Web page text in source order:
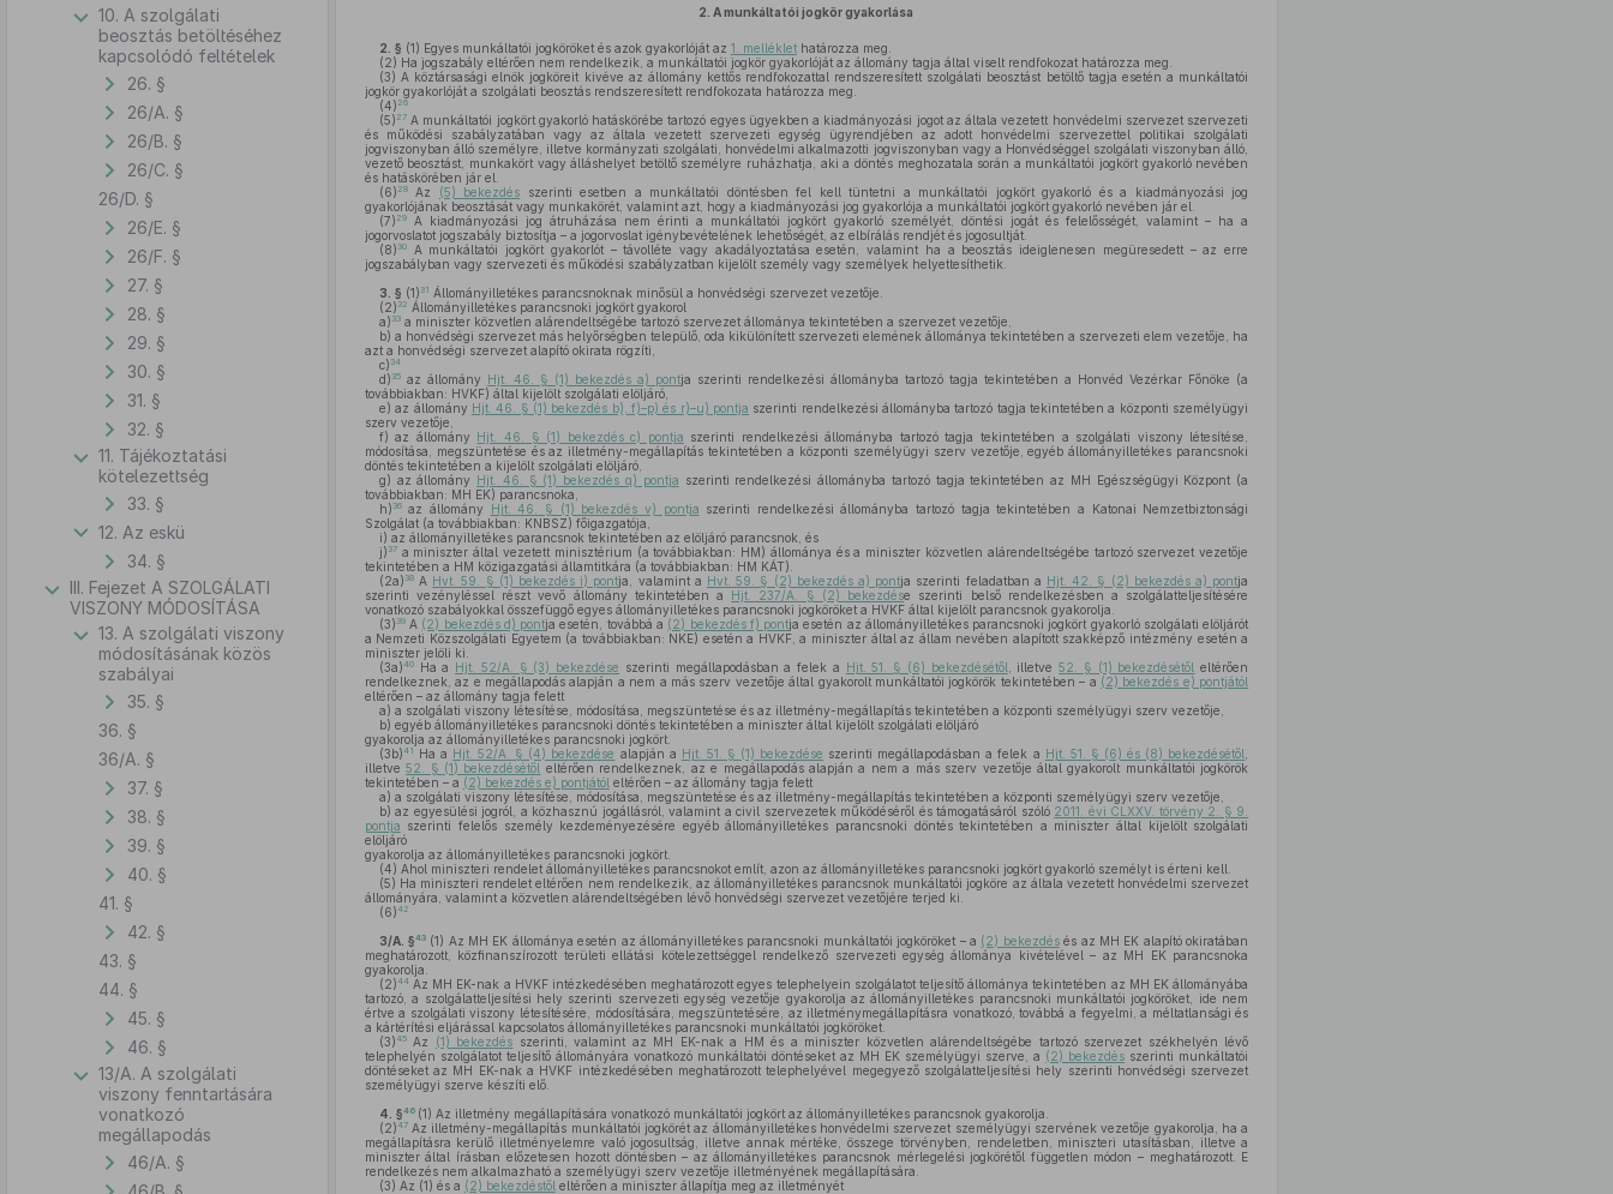
10. A szolgálati
beosztás betöltéséhez
kapcsolódó feltételek
26. §
26/A. §
26/B. §
26/C. §
26/D. §
26/E. §
26/F. §
27. §
28. §
29. §
30. §
31. §
32. §
11. Tájékoztatási
kötelezettség
33. §
12. Az eskü
34. §
III. Fejezet A SZOLGÁLATI
VISZONY MÓDOSÍTÁSA
13. A szolgálati viszony
módosításának közös
szabályai
35. §
36. §
36/A. §
37. §
38. §
39. §
40. §
41. §
42. §
43. §
44. §
45. §
46. §
13/A. A szolgálati
viszony fenntartására
vonatkozó
megállapodás
46/A. §
2. A munkáltatói jogkör gyakorlása
2. § (1) Egyes munkáltatói jogköröket és azok gyakorlóját az 1. melléklethatározza meg.
(2) Ha jogszabály eltérően nem rendelkezik, a munkáltatói jogkör gyakorlóját az állomány tagja által viselt rendfokozat határozza meg.
(3) A köztársasági elnök jogköreit kivéve az állomány kettős rendfokozattal rendszeresített szolgálati beosztást betöltő tagja esetén a munkáltatói
jogkör gyakorlóját a szolgálati beosztás rendszeresített rendfokozata határozza meg.
(4) 26
(5) 27A munkáltatói jogkört gyakorló hatáskörébe tartozó egyes ügyekben a kiadmányozási jogot az általa vezetett honvédelmi szervezet szervezeti
és működési szabályzatában vagy az általa vezetett szervezeti egység ügyrendjében az adott honvédelmi szervezettel politikai szolgálati
jogviszonyban álló személyre, illetve kormányzati szolgálati, honvédelmi alkalmazotti jogviszonyban vagy a Honvédséggel szolgálati viszonyban álló,
vezető beosztást, munkakört vagy álláshelyet betöltő személyre ruházhatja, aki a döntés meghozatala során a munkáltatói jogkört gyakorló nevében
és hatáskörében jár el.
(6) 28Az (5) bekezdés szerinti esetben a munkáltatói döntésben fel kell tüntetni a munkáltatói jogkört gyakorló és a kiadmányozási jog
gyakorlójának beosztását vagy munkakörét, valamint azt, hogy a kiadmányozási jog gyakorlója a munkáltatói jogkört gyakorló nevében jár el.
(7) 29A kiadmányozási jog átruházása nem érinti a munkáltatói jogkört gyakorló személyét, döntési jogát és felelősségét, valamint – ha a
jogorvoslatot jogszabály biztosítja – a jogorvoslat igénybevételének lehetőségét, az elbírálás rendjét és jogosultját.
(8) 30A munkáltatói jogkört gyakorlót – távolléte vagy akadályoztatása esetén, valamint ha a beosztás ideiglenesen megüresedett – az erre
jogszabályban vagy szervezeti és működési szabályzatban kijelölt személy vagy személyek helyettesíthetik.
3. § (1) 31 Állományilletékes parancsnoknak minősül a honvédségi szervezet vezetője.
(2) 32 Állományilletékes parancsnoki jogkört gyakorol
a) 33a miniszter közvetlen alárendeltségébe tartozó szervezet állománya tekintetében a szervezet vezetője,
b) a honvédségi szervezet más helyőrségben települő, oda kikülönített szervezeti elemének állománya tekintetében a szervezeti elem vezetője, ha
azt a honvédségi szervezet alapító okirata rögzíti,
c) 34
d) 35az állomány Hjt. 46. § (1) bekezdés a) pontja szerinti rendelkezési állományba tartozó tagja tekintetében a Honvéd Vezérkar Főnöke (a
továbbiakban: HVKF) által kijelölt szolgálati elöljáró,
e) az állomány Hjt. 46. § (1) bekezdés b), f)–p) és r)–u) pontja szerinti rendelkezési állományba tartozó tagja tekintetében a központi személyügyi
szerv vezetője,
f) az állomány Hjt. 46. § (1) bekezdés c) pontja szerinti rendelkezési állományba tartozó tagja tekintetében a szolgálati viszony létesítése,
módosítása, megszüntetése és az illetmény-megállapítás tekintetében a központi személyügyi szerv vezetője, egyéb állományilletékes parancsnoki
döntés tekintetében a kijelölt szolgálati elöljáró,
g) az állomány Hjt. 46. § (1) bekezdés q) pontja szerinti rendelkezési állományba tartozó tagja tekintetében az MH Egészségügyi Központ (a
továbbiakban: MH EK) parancsnoka,
h) 36az állomány Hjt. 46. § (1) bekezdés v) pontja szerinti rendelkezési állományba tartozó tagja tekintetében a Katonai Nemzetbiztonsági
Szolgálat (a továbbiakban: KNBSZ) főigazgatója,
i) az állományilletékes parancsnok tekintetében az elöljáró parancsnok, és
j) 37a miniszter által vezetett minisztérium (a továbbiakban: HM) állománya és a miniszter közvetlen alárendeltségébe tartozó szervezet vezetője
tekintetében a HM közigazgatási államtitkára (a továbbiakban: HM KÁT).
(2a) 38A Hvt. 59. § (1) bekezdés i) pontja, valamint a Hvt. 59. § (2) bekezdés a) pontja szerinti feladatban a Hjt. 42. § (2) bekezdés a) pontja
szerinti vezényléssel részt vevő állomány tekintetében a Hjt. 237/A. § (2) bekezdése szerinti belső rendelkezésben a szolgálatteljesítésére
vonatkozó szabályokkal összefüggő egyes állományilletékes parancsnoki jogköröket a HVKF által kijelölt parancsnok gyakorolja.
(3) 39A (2) bekezdés d) pontja esetén, továbbá a (2) bekezdés f) pontja esetén az állományilletékes parancsnoki jogkört gyakorló szolgálati elöljárót
a Nemzeti Közszolgálati Egyetem (a továbbiakban: NKE) esetén a HVKF, a miniszter által az állam nevében alapított szakképző intézmény esetén a
miniszter jelöli ki.
(3a)40Ha a Hjt. 52/A. § (3) bekezdése szerinti megállapodásban a felek a Hjt. 51. § (6) bekezdésétől , illetve52. § (1) bekezdésétől eltérően
rendelkeznek, az e megállapodás alapján a nem a más szerv vezetője által gyakorolt munkáltatói jogkörök tekintetében – a (2) bekezdés e) pontjától
eltérően – az állomány tagja felett
a) a szolgálati viszony létesítése, módosítása, megszüntetése és az illetmény-megállapítás tekintetében a központi személyügyi szerv vezetője,
b) egyéb állományilletékes parancsnoki döntés tekintetében a miniszter által kijelölt szolgálati elöljáró
gyakorolja az állományilletékes parancsnoki jogkört.
(3b)41 Ha a Hjt. 52/A. § (4) bekezdése alapján a Hjt. 51. § (1) bekezdése szerinti megállapodásban a felek a Hjt. 51. § (6) és (8) bekezdésétől
illetve52. § (1) bekezdésétől eltérően rendelkeznek, az e megállapodás alapján a nem a más szerv vezetője által gyakorolt munkáltatói jogkörök
tekintetében – a (2) bekezdés e) pontjától eltérően – az állomány tagja felett
a) a szolgálati viszony létesítése, módosítása, megszüntetése és az illetmény-megállapítás tekintetében a központi személyügyi szerv vezetője,
b) az egyesülési jogról, a közhasznú jogállásról, valamint a civil szervezetek működéséről és támogatásáról szóló 2011. évi CLXXV. törvény 2. § 9.
pontja szerinti felelős személy kezdeményezésére egyéb állományilletékes parancsnoki döntés tekintetében a miniszter által kijelölt szolgálati
elöljáró
gyakorolja az állományilletékes parancsnoki jogkört.
(4) Ahol miniszteri rendelet állományilletékes parancsnokot említ, azon az állományilletékes parancsnoki jogkört gyakorló személyt is érteni kell.
(5) Ha miniszteri rendelet eltérően nem rendelkezik, az állományilletékes parancsnok munkáltatói jogköre az általa vezetett honvédelmi szervezet
állományára, valamint a közvetlen alárendeltségében lévő honvédségi szervezet vezetőjére terjed ki.
(6)42
3/A. §43 (1) Az MH EK állománya esetén az állományilletékes parancsnoki munkáltatói jogköröket – a (2) bekezdésés az MH EK alapító okiratában
meghatározott, közfinanszírozott területi ellátási kötelezettséggel rendelkező szervezeti egység állománya kivételével – az MH EK parancsnoka
gyakorolja.
(2)44Az MH EK-nak a HVKF intézkedésében meghatározott egyes telephelyein szolgálatot teljesítő állománya tekintetében az MH EK állományába
tartozó, a szolgálatteljesítési hely szerinti szervezeti egység vezetője gyakorolja az állományilletékes parancsnoki munkáltatói jogköröket, ide nem
értve a szolgálati viszony létesítésére, módosítására, megszüntetésére, az illetménymegállapításra vonatkozó, továbbá a fegyelmi, a méltatlansági és
a kártérítési eljárással kapcsolatos állományilletékes parancsnoki munkáltatói jogköröket.
(3)45Az (1) bekezdés szerinti, valamint az MH EK-nak a HM és a miniszter közvetlen alárendeltségébe tartozó szervezet székhelyén lévő
telephelyén szolgálatot teljesítő állományára vonatkozó munkáltatói döntéseket az MH EK személyügyi szerve, a (2) bekezdés szerinti munkáltatói
döntéseket az MH EK-nak a HVKF intézkedésében meghatározott telephelyével megegyező szolgálatteljesítési hely szerinti honvédségi szervezet
személyügyi szerve készíti elő.
4. §46 (1) Az illetmény megállapítására vonatkozó munkáltatói jogkört az állományilletékes parancsnok gyakorolja.
(2)47Az illetmény-megállapítás munkáltatói jogkörét az állományilletékes honvédelmi szervezet személyügyi szervének vezetője gyakorolja, ha a
megállapításra kerülő illetményelemre való jogosultság, illetve annak mértéke, összege törvényben, rendeletben, miniszteri utasításban, illetve a
miniszter által írásban előzetesen hozott döntésben – az állományilletékes parancsnok mérlegelési jogkörétől független módon – meghatározott. E
rendelkezés nem alkalmazható a személyügyi szerv vezetője illetményének megállapítására.
(3) Az (1) és a (2) bekezdéstől eltérően a miniszter állapítja meg az illetményét